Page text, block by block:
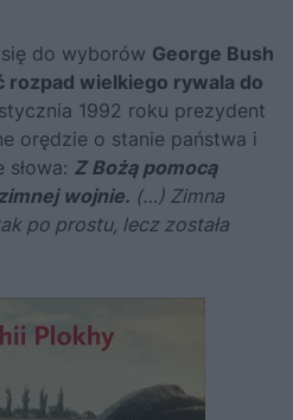
do wyborów George Bush
rozpad wielkiego rywala do
1992 roku prezydent
orędzie o stanie państwa i
słowa: Z Bożą pomocą
wojnie. (…) Zimna
po prostu, lecz została